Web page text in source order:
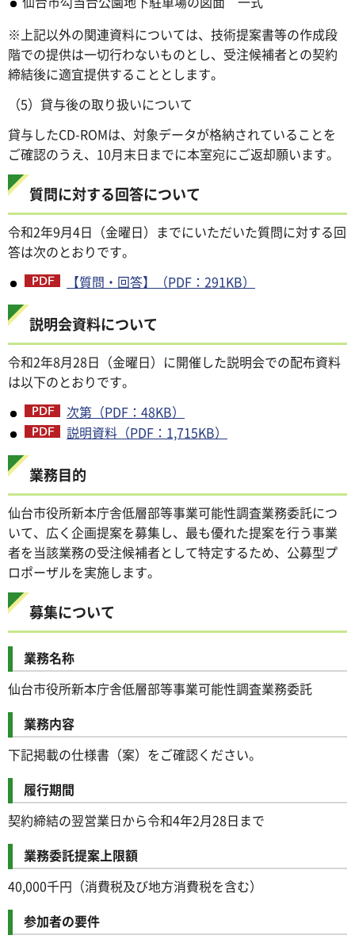
※上記以外の関連資料については、技術提案書等の作成段
階での提供は一切行わないものとし、受注候補者との契約
締結後に適宜提供することとします。
（5）貸与後の取り扱いについて
貸与したCD-ROMは、対象データが格納されていることを
ご確認のうえ、10月末日までに本室宛にご返却願います。
質問に対する回答について
令和2年9月4日（金曜日）までにいただいた質問に対する回
答は次のとおりです。
【質問・回答】（PDF：291KB）
説明会資料について
令和2年8月28日（金曜日）に開催した説明会での配布資料
は以下のとおりです。
次第（PDF：48KB）
説明資料（PDF：1,715KB）
業務目的
仙台市役所新本庁舎低層部等事業可能性調査業務委託につ
いて、広く企画提案を募集し、最も優れた提案を行う事業
者を当該業務の受注候補者として特定するため、公募型プ
ロポーザルを実施します。
募集について
業務名称
仙台市役所新本庁舎低層部等事業可能性調査業務委託
業務内容
下記掲載の仕様書（案）をご確認ください。
履行期間
契約締結の翌営業日から令和4年2月28日まで
業務委託提案上限額
40,000千円（消費税及び地方消費税を含む）
参加者の要件